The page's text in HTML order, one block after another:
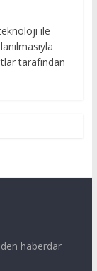
ile
tarafından
haberdar